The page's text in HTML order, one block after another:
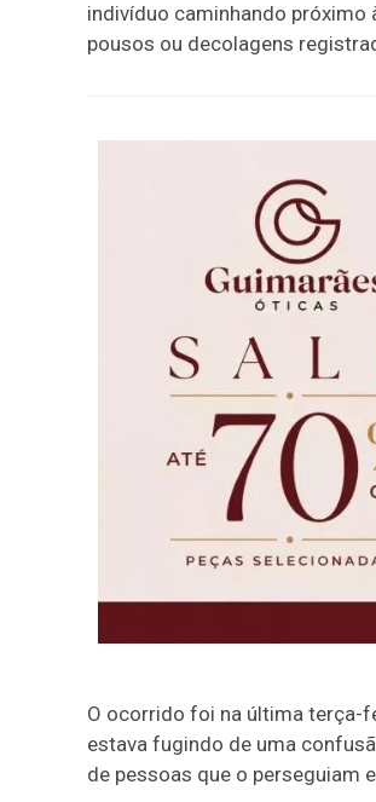
indivíduo caminhando próximo
pousos ou decolagens
O ocorrido foi na última terça-
estava fugindo de uma
de pessoas que o perseguiam